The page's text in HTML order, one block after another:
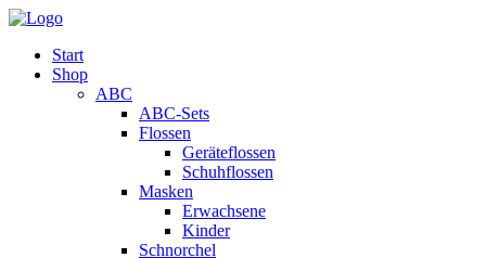
Start
Shop
ABC
ABC-Sets
Flossen
Geräteflossen
Schuhflossen
Masken
Erwachsene
Kinder
Schnorchel